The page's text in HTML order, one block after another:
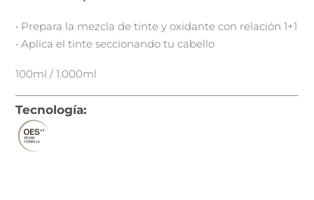
• Prepara la mezcla de tinte y oxidante con relación 1+1
• Aplica el tinte seccionando tu cabello
100ml / 1.000ml
Tecnología: